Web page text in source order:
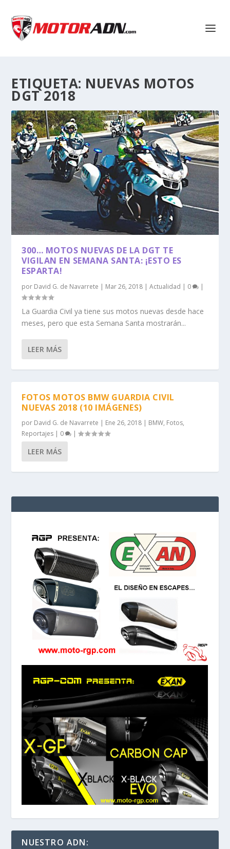
ETIQUETA: NUEVAS MOTOS
DGT 2018
300… MOTOS NUEVAS DE LA DGT TE
VIGILAN EN SEMANA SANTA: ¡ESTO ES
ESPARTA!
por David G. de Navarrete | Mar 26, 2018 |Actualidad | 0 |
La Guardia Civil ya tiene sus motos nuevas desde hace
meses, pero que esta Semana Santa mostrarán...
LEER MÁS
FOTOS MOTOS BMW GUARDIA CIVIL
NUEVAS 2018 (10 IMÁGENES)
por David G. de Navarrete | Ene 26, 2018 | BMW, Fotos,
Reportajes | 0 |
LEER MÁS
NUESTRO ADN: